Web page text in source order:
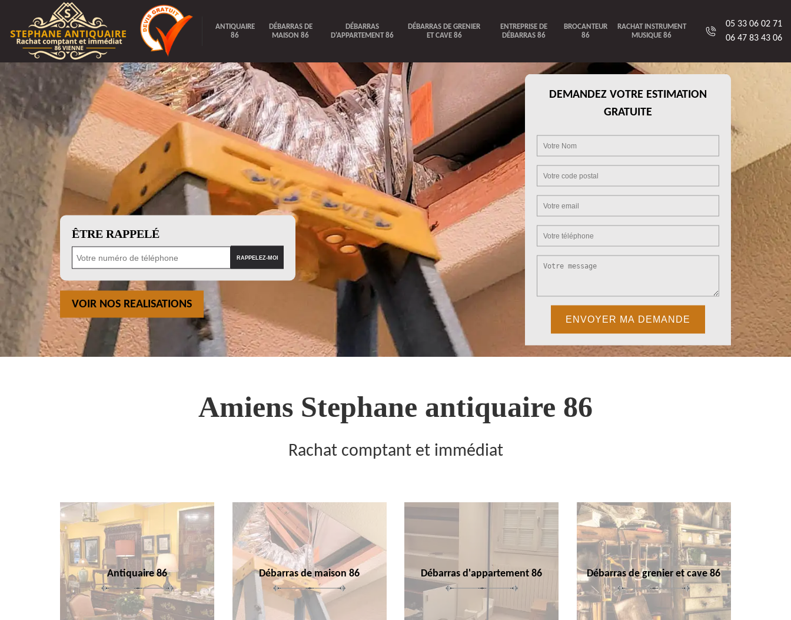
ANTIQUAIRE
86
DÉBARRAS DE
MAISON 86
DÉBARRAS
D'APPARTEMENT 86
DÉBARRAS DE GRENIER
ET CAVE 86
ENTREPRISE DE
DÉBARRAS 86
BROCANTEUR
86
RACHAT INSTRUMENT
MUSIQUE 86
05 33 06 02 71
06 47 83 43 06
ÊTRE RAPPELÉ
VOIR NOS REALISATIONS
DEMANDEZ VOTRE ESTIMATION
GRATUITE
Amiens Stephane antiquaire 86
Rachat comptant et immédiat
Antiquaire 86 Débarras de maison 86 Débarras d'appartement 86 Débarras de grenier et cave 86